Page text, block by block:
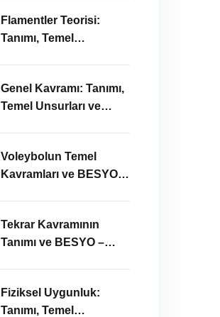
Flamentler Teorisi:
Tanımı, Temel
Önemi
Genel Kavramı: Tanımı,
Temel Unsurları ve
Voleybolun Temel
Kavramları ve BESYO
Tekrar Kavramının
Tanımı ve BESYO –
Fiziksel Uygunluk:
Tanımı, Temel